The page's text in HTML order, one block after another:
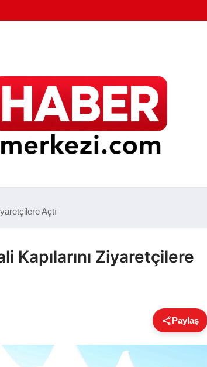
Açtı
Kapılarını Ziyaretçilere
Paylaş